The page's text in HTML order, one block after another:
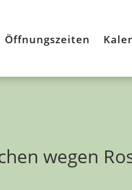
Öffnungszeiten
wegen